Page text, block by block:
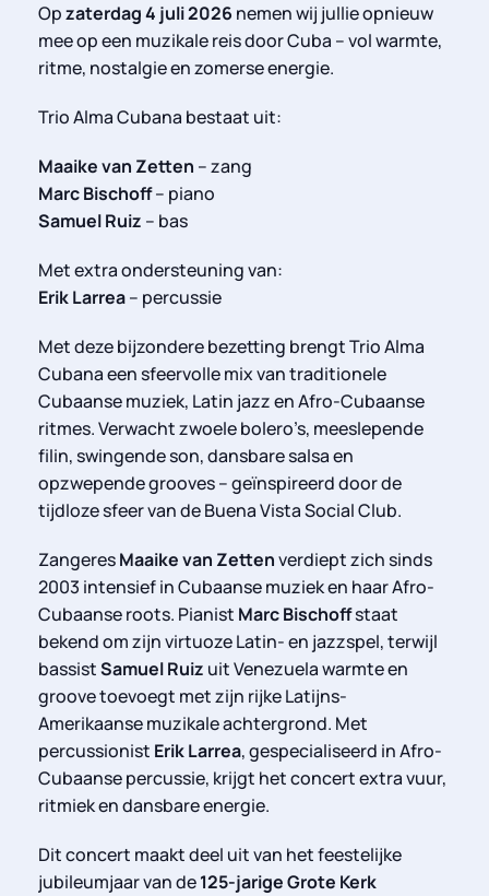
Opzaterdag 4 juli 2026 nemen wij jullie opnieuw
mee op een muzikale reis door Cuba – vol warmte,
ritme, nostalgie en zomerse energie.
Trio Alma Cubana bestaat uit:
Maaike van Zetten – zang
Marc Bischoff– piano
Samuel Ruiz – bas
Met extra ondersteuning van:
Erik Larrea– percussie
Met deze bijzondere bezetting brengt Trio Alma
Cubana een sfeervolle mix van traditionele
Cubaanse muziek, Latin jazz en Afro-Cubaanse
ritmes. Verwacht zwoele bolero’s, meeslepende
filin, swingende son, dansbare salsa en
opzwepende grooves – geïnspireerd door de
tijdloze sfeer van de Buena Vista Social Club.
ZangeresMaaike van Zettenverdiept zich sinds
2003 intensief in Cubaanse muziek en haar Afro-
Cubaanse roots. Pianist Marc Bischoffstaat
bekend om zijn virtuoze Latin- en jazzspel, terwijl
bassistSamuel Ruiz uit Venezuela warmte en
groove toevoegt met zijn rijke Latijns-
Amerikaanse muzikale achtergrond. Met
percussionist Erik Larrea, gespecialiseerd in Afro-
Cubaanse percussie, krijgt het concert extra vuur,
ritmiek en dansbare energie.
Dit concert maakt deel uit van het feestelijke
jubileumjaar van de125-jarige Grote Kerk